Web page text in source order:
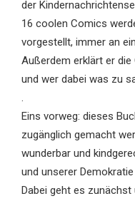
der
16 coolen Comics
vorgestellt, immer an
Außerdem erklärt er die
und wer dabei was zu
.
Eins vorweg: dieses
zugänglich gemacht
wunderbar und
und unserer
Dabei geht es